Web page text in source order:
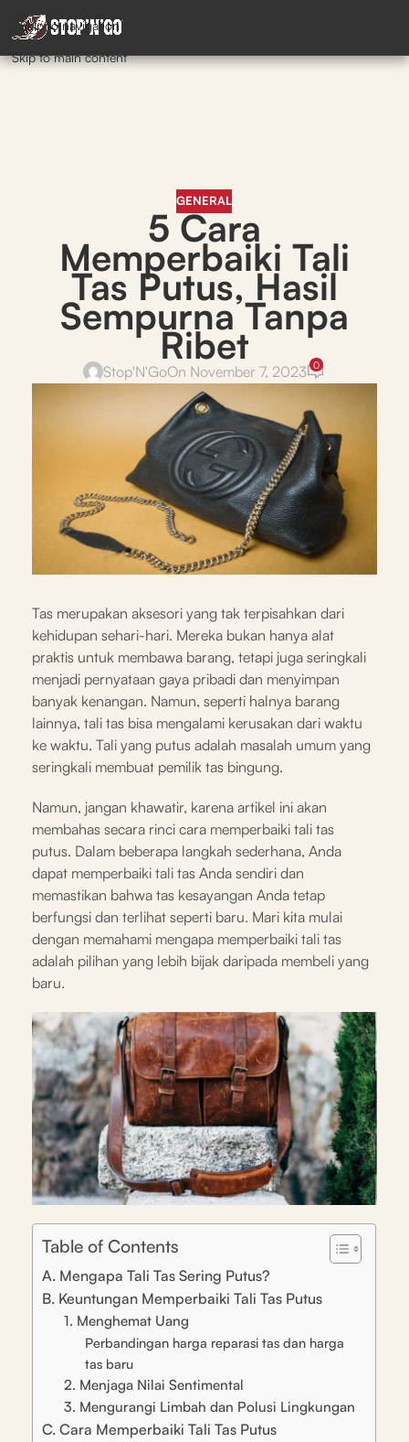
Skip to navigation
Skip to main content
GENERAL
5 Cara
Memperbaiki Tali
Tas Putus, Hasil
Sempurna Tanpa
Ribet
Stop'N'GoOn November 7, 2023 0
Tas merupakan aksesori yang tak terpisahkan dari
kehidupan sehari-hari. Mereka bukan hanya alat
praktis untuk membawa barang, tetapi juga seringkali
menjadi pernyataan gaya pribadi dan menyimpan
banyak kenangan. Namun, seperti halnya barang
lainnya, tali tas bisa mengalami kerusakan dari waktu
ke waktu. Tali yang putus adalah masalah umum yang
seringkali membuat pemilik tas bingung.
Namun, jangan khawatir, karena artikel ini akan
membahas secara rinci cara memperbaiki tali tas
putus. Dalam beberapa langkah sederhana, Anda
dapat memperbaiki tali tas Anda sendiri dan
memastikan bahwa tas kesayangan Anda tetap
berfungsi dan terlihat seperti baru. Mari kita mulai
dengan memahami mengapa memperbaiki tali tas
adalah pilihan yang lebih bijak daripada membeli yang
baru.
Table of Contents
A. Mengapa Tali Tas Sering Putus?
B. Keuntungan Memperbaiki Tali Tas Putus
1. Menghemat Uang
Perbandingan harga reparasi tas dan harga
tas baru
2. Menjaga Nilai Sentimental
3. Mengurangi Limbah dan Polusi Lingkungan
C. Cara Memperbaiki Tali Tas Putus